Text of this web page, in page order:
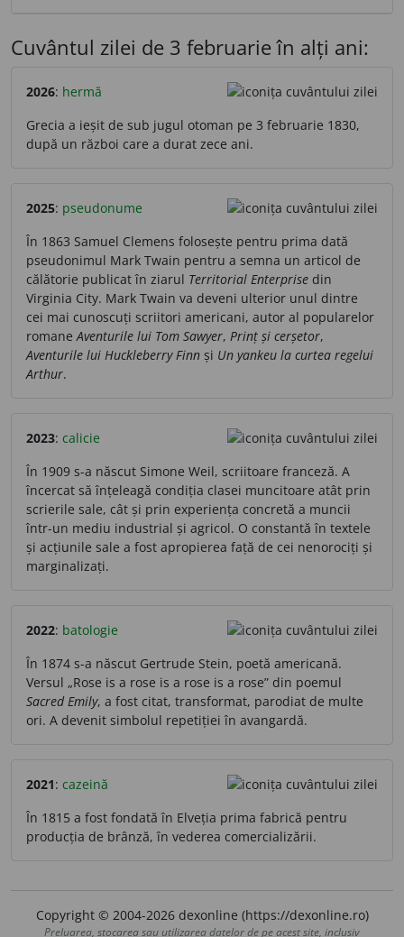
Cuvântul zilei de 3 februarie în alți ani:
2026: hermă
Grecia a ieșit de sub jugul otoman pe 3 februarie 1830,
după un război care a durat zece ani.
2025: pseudonume
În 1863 Samuel Clemens folosește pentru prima dată
pseudonimul Mark Twain pentru a semna un articol de
călătorie publicat în ziarul Territorial Enterprise din
Virginia City. Mark Twain va deveni ulterior unul dintre
cei mai cunoscuți scriitori americani, autor al popularelor
romane Aventurile lui Tom Sawyer, Prinț și cerșetor,
Aventurile lui Huckleberry Finn și Un yankeu la curtea regelui
Arthur.
2023: calicie
În 1909 s-a născut Simone Weil, scriitoare franceză. A
încercat să înțeleagă condiția clasei muncitoare atât prin
scrierile sale, cât și prin experiența concretă a muncii
într-un mediu industrial și agricol. O constantă în textele
și acțiunile sale a fost apropierea față de cei nenorociți și
marginalizați.
2022: batologie
În 1874 s-a născut Gertrude Stein, poetă americană.
Versul „Rose is a rose is a rose is a rose” din poemul
Sacred Emily, a fost citat, transformat, parodiat de multe
ori. A devenit simbolul repetiției în avangardă.
2021: cazeină
În 1815 a fost fondată în Elveția prima fabrică pentru
producția de brânză, în vederea comercializării.
Copyright © 2004-2026 dexonline (https://dexonline.ro)
Preluarea, stocarea sau utilizarea datelor de pe acest site, inclusiv